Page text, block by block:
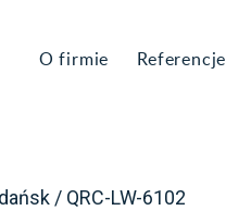
O firmie Referencje
/ QRC-LW-6102